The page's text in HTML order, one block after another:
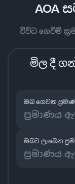
AOA
විවිධ ගෙවීම්
මිල දී
ඔබ ගෙවන
ඔබට ලැබෙන